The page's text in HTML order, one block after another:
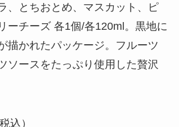
、とちおとめ、マスカット、ピ
ーチーズ 各1個/各120ml。黒地に
描かれたパッケージ。フルーツ
ソースをたっぷり使用した贅沢
込）